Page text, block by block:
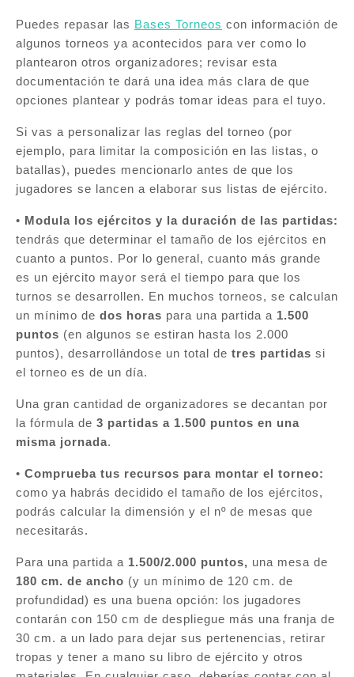
Puedes repasar las Bases Torneos con información de
algunos torneos ya acontecidos para ver como lo
plantearon otros organizadores; revisar esta
documentación te dará una idea más clara de que
opciones plantear y podrás tomar ideas para el tuyo.
Si vas a personalizar las reglas del torneo (por
ejemplo, para limitar la composición en las listas, o
batallas), puedes mencionarlo antes de que los
jugadores se lancen a elaborar sus listas de ejército.
• Modula los ejércitos y la duración de las partidas:
tendrás que determinar el tamaño de los ejércitos en
cuanto a puntos. Por lo general, cuanto más grande
es un ejército mayor será el tiempo para que los
turnos se desarrollen. En muchos torneos, se calculan
un mínimo de dos horas para una partida a 1.500
puntos (en algunos se estiran hasta los 2.000
puntos), desarrollándose un total de tres partidas si
el torneo es de un día.
Una gran cantidad de organizadores se decantan por
la fórmula de 3 partidas a 1.500 puntos en una
misma jornada.
• Comprueba tus recursos para montar el torneo:
como ya habrás decidido el tamaño de los ejércitos,
podrás calcular la dimensión y el nº de mesas que
necesitarás.
Para una partida a 1.500/2.000 puntos, una mesa de
180 cm. de ancho (y un mínimo de 120 cm. de
profundidad) es una buena opción: los jugadores
contarán con 150 cm de despliegue más una franja de
30 cm. a un lado para dejar sus pertenencias, retirar
tropas y tener a mano su libro de ejército y otros